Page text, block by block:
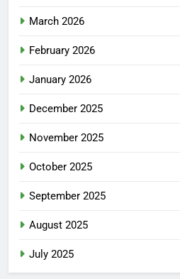
March 2026
February 2026
January 2026
December 2025
November 2025
October 2025
September 2025
August 2025
July 2025